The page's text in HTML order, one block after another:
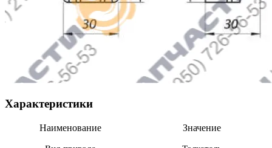
Характеристики
Наименование Значение